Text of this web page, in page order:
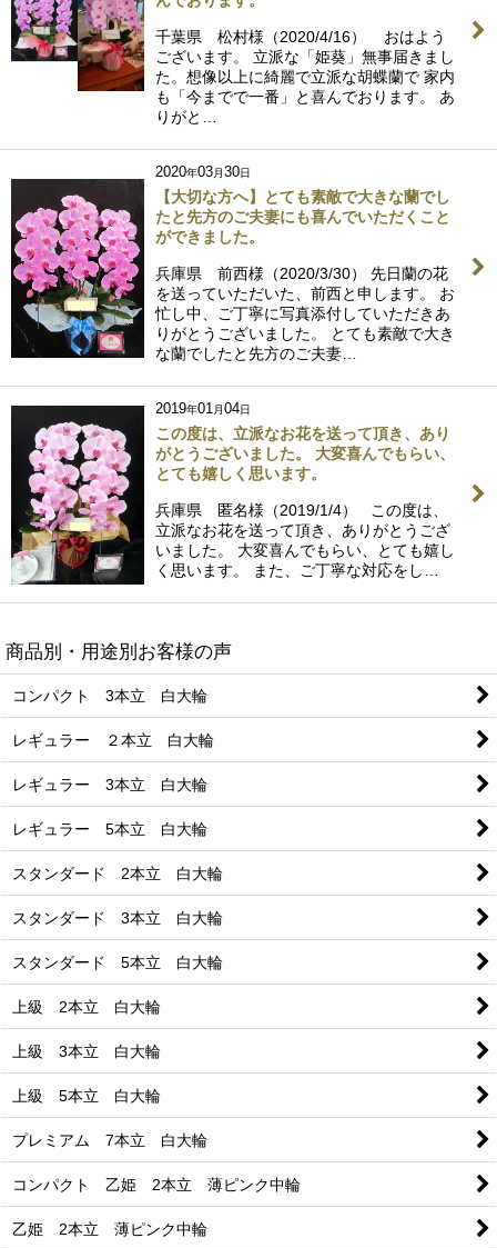
千葉県 松村様（2020/4/16） おはよう
ございます。 立派な「姫葵」無事届きまし
た。想像以上に綺麗で立派な胡蝶蘭で 家内
も「今までで一番」と喜んでおります。 あ
りがと…
2020年03月 30日
【大切な方へ】とても素敵で大きな蘭でし
たと先方のご夫妻にも喜んでいただくこと
ができました。
兵庫県 前西様（2020/3/30） 先日蘭の花
を送っていただいた、前西と申します。 お
忙し中、ご丁寧に写真添付していただきあ
りがとうございました。 とても素敵で大き
な蘭でしたと先方のご夫妻…
2019年01月 04日
この度は、立派なお花を送って頂き、あり
がとうございました。 大変喜んでもらい、
とても嬉しく思います。
兵庫県 匿名様（2019/1/4） この度は、
立派なお花を送って頂き、ありがとうござ
いました。 大変喜んでもらい、とても嬉し
く思います。 また、ご丁寧な対応をし…
商品別・用途別お客様の声
コンパクト 3本立 白大輪
レギュラー ２本立 白大輪
レギュラー 3本立 白大輪
レギュラー 5本立 白大輪
スタンダード 2本立 白大輪
スタンダード 3本立 白大輪
スタンダード 5本立 白大輪
上級 2本立 白大輪
上級 3本立 白大輪
上級 5本立 白大輪
プレミアム 7本立 白大輪
コンパクト 乙姫 2本立 薄ピンク中輪
乙姫 2本立 薄ピンク中輪